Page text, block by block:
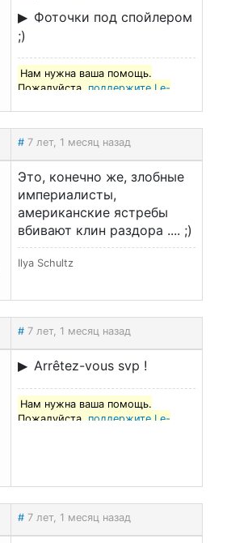
Фоточки под спойлером
;)
Нам нужна ваша помощь.
Пожалуйста,поддержите Le-
# 7 лет, 1 месяц назад
Это, конечно же, злобные
империалисты,
американские ястребы
вбивают клин раздора .... ;)
Ilya Schultz
# 7 лет, 1 месяц назад
Arrêtez-vous svp !
Нам нужна ваша помощь.
Пожалуйста,поддержите Le-
# 7 лет, 1 месяц назад